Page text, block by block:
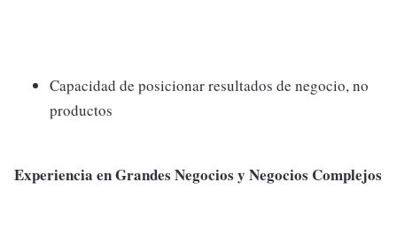
Capacidad de posicionar resultados de negocio, no
productos
Experiencia en Grandes Negocios y Negocios Complejos